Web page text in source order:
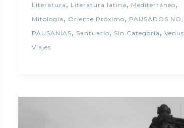
Literatura , Literatura latina , Mediterráneo,
Mitología , Oriente Próximo, PAUSADOS NO,
PAUSANIAS, Santuario, Sin Categoria , Venus
Viajes